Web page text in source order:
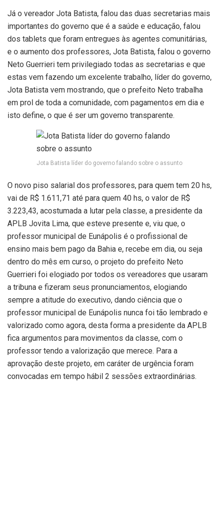
Já o vereador Jota Batista, falou das duas secretarias mais
importantes do governo que é a saúde e educação, falou
dos tablets que foram entregues às agentes comunitárias,
e o aumento dos professores, Jota Batista, falou o governo
Neto Guerrieri tem privilegiado todas as secretarias e que
estas vem fazendo um excelente trabalho, líder do governo,
Jota Batista vem mostrando, que o prefeito Neto trabalha
em prol de toda a comunidade, com pagamentos em dia e
isto define, o que é ser um governo transparente.
Jota Batista líder do governo falando sobre o assunto
O novo piso salarial dos professores, para quem tem 20 hs,
vai de R$ 1.611,71 até para quem 40 hs, o valor de R$
3.223,43, acostumada a lutar pela classe, a presidente da
APLB Jovita Lima, que esteve presente e, viu que, o
professor municipal de Eunápolis é o profissional de
ensino mais bem pago da Bahia e, recebe em dia, ou seja
dentro do mês em curso, o projeto do prefeito Neto
Guerrieri foi elogiado por todos os vereadores que usaram
a tribuna e fizeram seus pronunciamentos, elogiando
sempre a atitude do executivo, dando ciência que o
professor municipal de Eunápolis nunca foi tão lembrado e
valorizado como agora, desta forma a presidente da APLB
fica argumentos para movimentos da classe, com o
professor tendo a valorização que merece. Para a
aprovação deste projeto, em caráter de urgência foram
convocadas em tempo hábil 2 sessões extraordinárias.